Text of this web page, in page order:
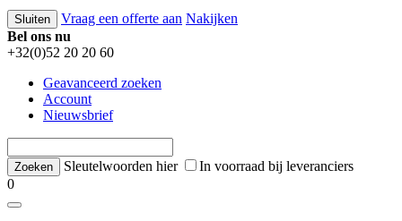
Sluiten Vraag een offerte aan Nakijken
Bel ons nu
+32(0)52 20 20 60
Geavanceerd zoeken
Account
Nieuwsbrief
Sleutelwoorden hier
In voorraad bij leveranciers
0